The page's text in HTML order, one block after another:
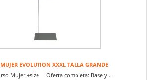
EVOLUTION XXXL TALLA GRANDE
Mujer +size Oferta completa: Base y...